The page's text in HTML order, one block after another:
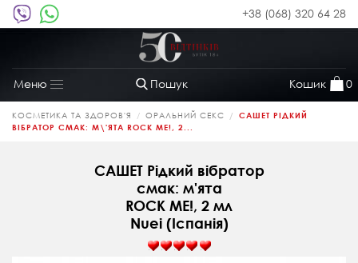
+38 (068) 320 64 28
Пошук Кошик 0
Меню
Toggle
navigation
КОСМЕТИКА ТА ЗДОРОВ'Я ОРАЛЬНИЙ СЕКС
САШЕТ РІДКИЙ
ВІБРАТОР СМАК: М\'ЯТА ROCK ME!, 2...
САШЕТ Рідкий вібратор
смак: м'ята
ROCK ME!, 2 мл
Nuei (Іспанія)